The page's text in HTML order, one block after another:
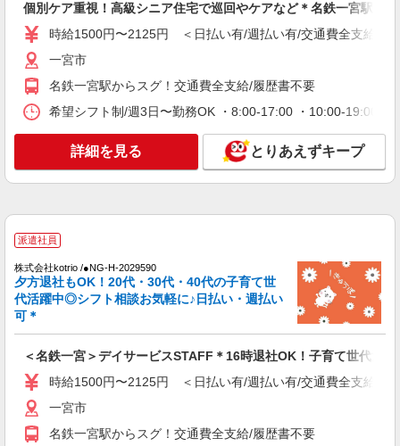
詳細を見る
派遣社員
株式会社kotrio /●NG-H-1905993
フロアの巡回など
時給1500円〜2125円 ＜日払い有/週払い有/交
通費全支給(ガソリン代含む)＞
キープ 詳細を見る
（株）ウィルオブ・ワークCW 名古屋支店/ms230101
夜勤専従
時給1600円 ◆前払い・日払い・週払いOK
愛知県一宮市一宮駅周辺
キープ 詳細を見る
派遣社員
（株）ウィルオブ・ワークCW 名古屋支店/ms230101
個別ケア重視！高級シニア住宅で巡回やケアなど＊名鉄一宮駅/日
時給1500円〜2125円 ＜日払い有/週払い有/交通費全支給(ガ
一宮市
名鉄一宮駅からスグ！交通費全支給/履歴書不要
希望シフト制/週3日〜勤務OK ・8:00-17:00 ・10:00-19:00
詳細を見る とりあえずキープ
派遣社員
株式会社kotrio /●NG-H-2029590
夕方退社もOK！20代・30代・40代の子育て世
代活躍中◎シフト相談お気軽に♪日払い・週払い
可＊
＜名鉄一宮＞デイサービスSTAFF＊16時退社OK！子育て世代活躍
時給1500円〜2125円 ＜日払い有/週払い有/交通費全支給(ガ
一宮市
名鉄一宮駅からスグ！交通費全支給/履歴書不要